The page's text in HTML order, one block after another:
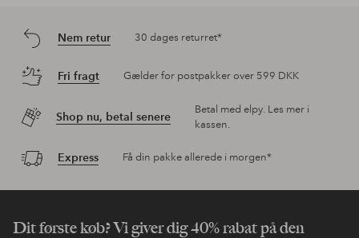
Nem retur 30 dages returret*
Fri fragt Gælder for postpakker over 599 DKK
Shop nu, betal senere
Betal med elpy. Les mer i
kassen.
Express Få din pakke allerede i morgen*
Dit første køb? Vi giver dig 40% rabat på den